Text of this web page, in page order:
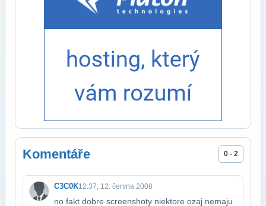
Komentáře 0 - 2
C3C0K12:37, 12. června 2008
no fakt dobre screenshoty niektore ozaj nemaju